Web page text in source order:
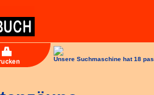
Unsere Suchmaschine hat 18